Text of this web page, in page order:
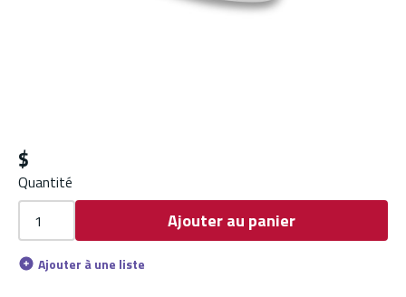
$
Quantité
Ajouter au panier
Ajouter à une liste